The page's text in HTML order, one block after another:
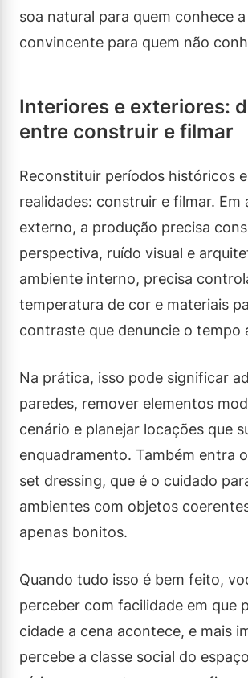
soa natural para quem conhece
convincente para quem não
Interiores e exteriores:
entre construir e filmar
Reconstituir períodos históricos
realidades: construir e filmar. Em
externo, a produção precisa
perspectiva, ruído visual e
ambiente interno, precisa
temperatura de cor e materiais
contraste que denuncie o tempo
Na prática, isso pode significar
paredes, remover elementos
cenário e planejar locações que
enquadramento. Também entra
set dressing, que é o cuidado
ambientes com objetos
apenas bonitos.
Quando tudo isso é bem feito,
perceber com facilidade em que
cidade a cena acontece, e mais
percebe a classe social do